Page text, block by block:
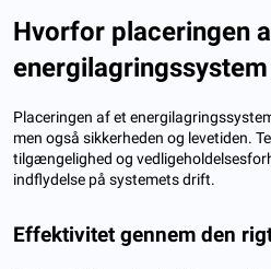
Hvorfor placeringen
Placeringen af ​​et
men også sikkerheden og levetiden.
tilgængelighed og
indflydelse på systemets drift.
Effektivitet gennem den